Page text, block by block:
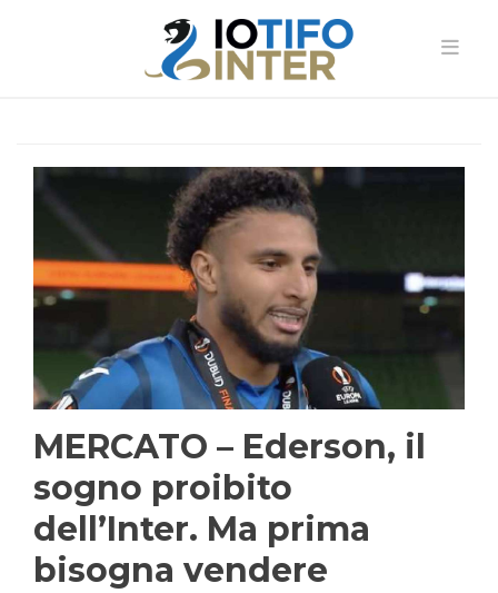
MERCATO – Ederson, il
sogno proibito
dell’Inter. Ma prima
bisogna vendere